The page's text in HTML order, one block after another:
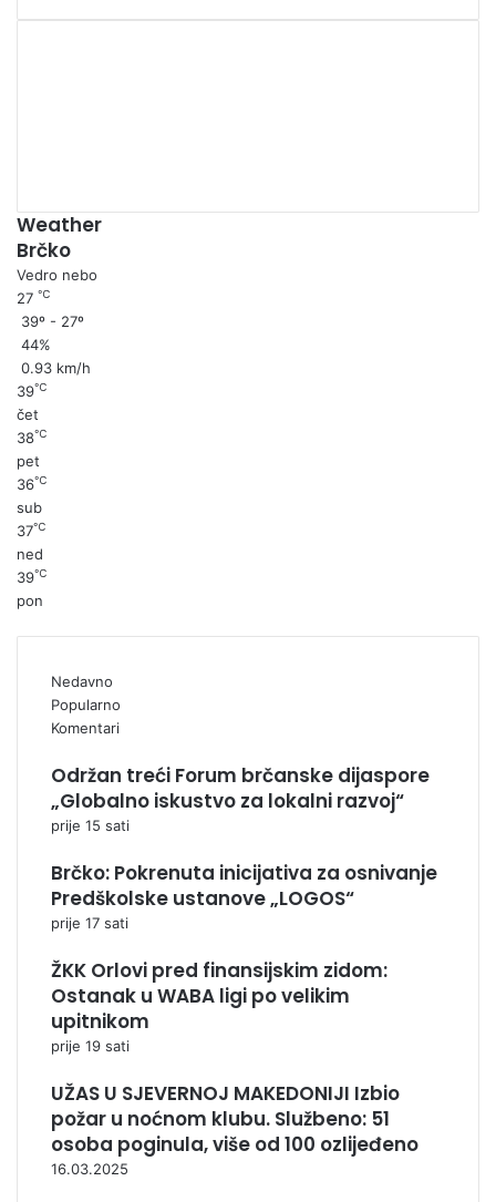
Weather
Brčko
Vedro nebo
27 ℃
39º - 27º
44%
0.93 km/h
39℃
čet
38℃
pet
36℃
sub
37℃
ned
39℃
pon
Nedavno
Popularno
Komentari
Održan treći Forum brčanske dijaspore
„Globalno iskustvo za lokalni razvoj“
prije 15 sati
Brčko: Pokrenuta inicijativa za osnivanje
Predškolske ustanove „LOGOS“
prije 17 sati
ŽKK Orlovi pred finansijskim zidom:
Ostanak u WABA ligi po velikim
upitnikom
prije 19 sati
UŽAS U SJEVERNOJ MAKEDONIJI Izbio
požar u noćnom klubu. Službeno: 51
osoba poginula, više od 100 ozlijeđeno
16.03.2025